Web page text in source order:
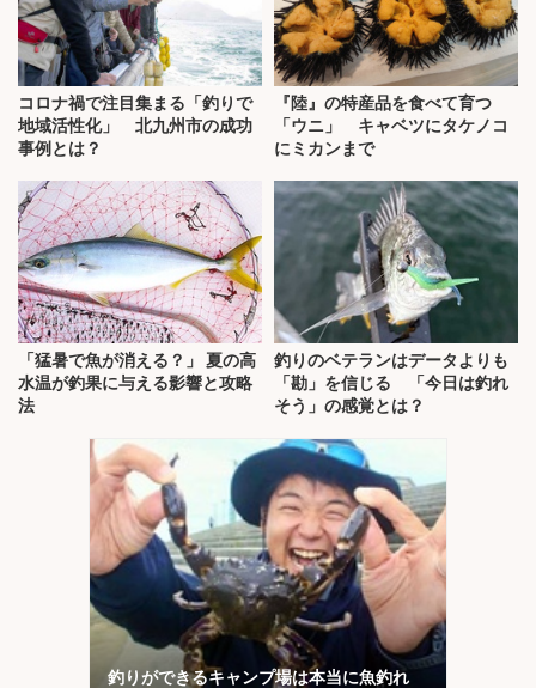
コロナ禍で注目集まる「釣りで
地域活性化」 北九州市の成功
事例とは？
『陸』の特産品を食べて育つ
「ウニ」 キャベツにタケノコ
にミカンまで
「猛暑で魚が消える？」 夏の高
水温が釣果に与える影響と攻略
法
釣りのベテランはデータよりも
「勘」を信じる 「今日は釣れ
そう」の感覚とは？
釣りができるキャンプ場は本当に魚釣れ